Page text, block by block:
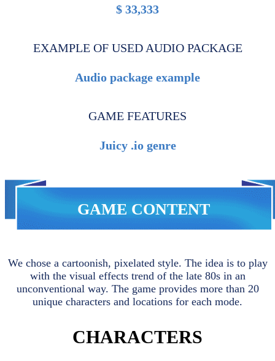
$ 33,333
EXAMPLE OF USED AUDIO PACKAGE
Audio package example
GAME FEATURES
Juicy .io genre
GAME CONTENT
We chose a cartoonish, pixelated style. The idea is to play
with the visual effects trend of the late 80s in an
unconventional way. The game provides more than 20
unique characters and locations for each mode.
CHARACTERS